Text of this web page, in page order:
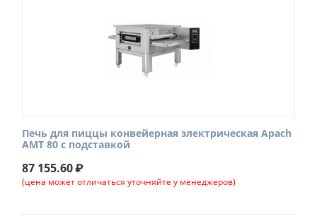
Печь для пиццы конвейерная электрическая Apach
AMT 80 с подставкой
87 155.60₽
(цена может отличаться уточняйте у менеджеров)